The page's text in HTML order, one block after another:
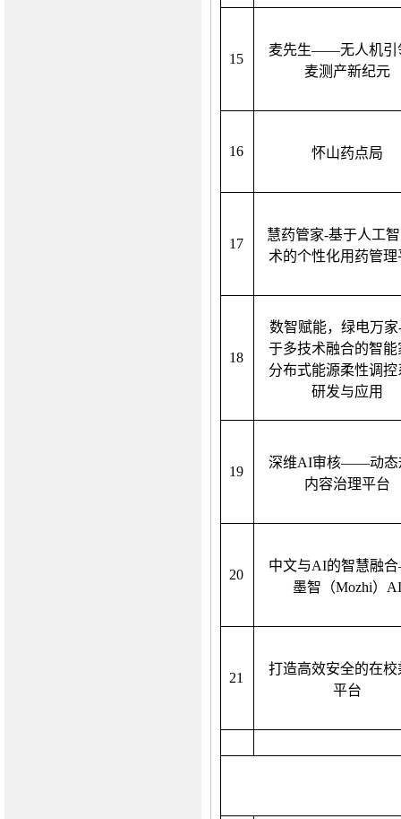
15
麦先生——无人机引
麦测产新纪元
16 怀山药点局
17
慧药管家-基于人工
术的个性化用药管理
18
数智赋能，绿电万家
于多技术融合的智能
分布式能源柔性调控
研发与应用
19
深维AI审核——动态
内容治理平台
20
中文与AI的智慧融
墨智（Mozhi）
21
打造高效安全的在校
平台